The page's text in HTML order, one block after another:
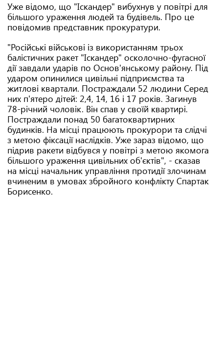
Уже відомо, що "Іскандер" вибухнув у повітрі для
більшого ураження людей та будівель. Про це
повідомив представник прокуратури.
"Російські військові із використанням трьох
балістичних ракет "Іскандер" осколочно-фугасної
дії завдали ударів по Основ'янському району. Під
ударом опинилися цивільні підприємства та
житлові квартали. Постраждали 52 людини Серед
них п'ятеро дітей: 2,4, 14, 16 і 17 років. Загинув
78-річний чоловік. Він спав у своїй квартирі.
Постраждали понад 50 багатоквартирних
будинків. На місці працюють прокурори та слідчі
з метою фіксації наслідків. Уже зараз відомо, що
підрив ракети відбувся у повітрі з метою якомога
більшого ураження цивільних об'єктів", - сказав
на місці начальник управління протидії злочинам
вчиненим в умовах збройного конфлікту Спартак
Борисенко.